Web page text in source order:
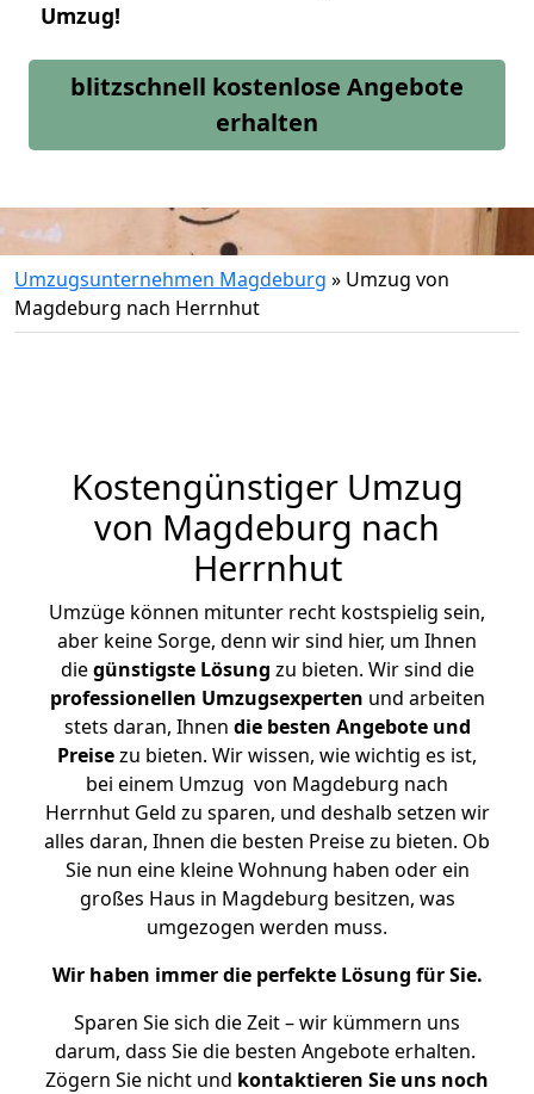
Umzug!
blitzschnell kostenlose Angebote
erhalten
Umzugsunternehmen Magdeburg » Umzug von
Magdeburg nach Herrnhut
Kostengünstiger Umzug
von Magdeburg nach
Herrnhut
Umzüge können mitunter recht kostspielig sein,
aber keine Sorge, denn wir sind hier, um Ihnen
diegünstigste Lösung zu bieten. Wir sind die
professionellen Umzugsexperten und arbeiten
stets daran, Ihnen die besten Angebote und
Preisezu bieten. Wir wissen, wie wichtig es ist,
bei einem Umzug von Magdeburg nach
Herrnhut Geld zu sparen, und deshalb setzen wir
alles daran, Ihnen die besten Preise zu bieten. Ob
Sie nun eine kleine Wohnung haben oder ein
großes Haus in Magdeburg besitzen, was
umgezogen werden muss.
Wir haben immer die perfekte Lösung für Sie.
Sparen Sie sich die Zeit – wir kümmern uns
darum, dass Sie die besten Angebote erhalten.
Zögern Sie nicht und kontaktieren Sie uns noch